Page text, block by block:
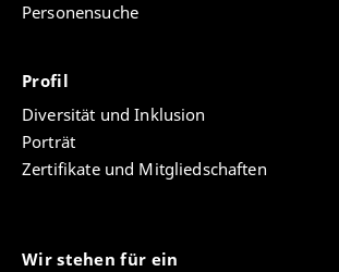
Personensuche
Profil
Diversität und Inklusion
Porträt
Zertifikate und Mitgliedschaften
Wir stehen für ein